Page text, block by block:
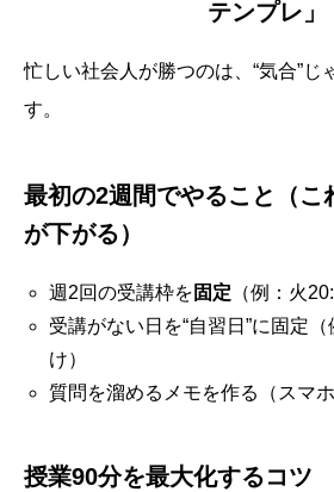
テンプレ」
忙しい社会人が勝つのは、“気合”じ
す。
最初の2週間でやること（こ
が下がる）
週2回の受講枠を 固定 （例：火
受講がない日を“自習日”に固定
け）
質問を溜めるメモを作る（スマホ
授業90分を最大化するコツ